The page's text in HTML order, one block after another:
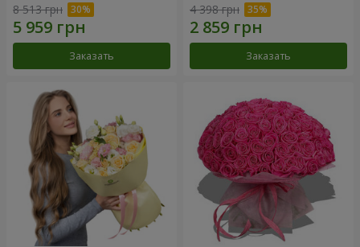
8 513 грн
Заказать
4 398 грн
Заказать